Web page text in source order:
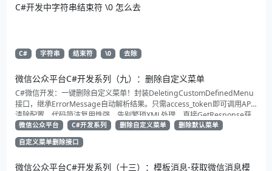
C#开发中字符串结束符 \0 怎么去
C# 字符串 结束符 \0 去除
微信公众平台C#开发系列（九）：删除自定义菜单
C#微信开发：一键删除自定义菜单！封装DeletingCustomDefinedMenu
接口，继承ErrorMessage自动解析结果。只需access_token即可调用API
清除配置。代码简洁复用性强，告别繁琐XML处理，直接GetResponse获
取状态。适合动态管理公众号的开发者，建议收藏备用！
微信公众平台 C#开发系列 删除自定义菜单
删除默认菜单
自定义菜单删除接口
微信公众平台C#开发系列（十三）：模板消息-获取微信消息模